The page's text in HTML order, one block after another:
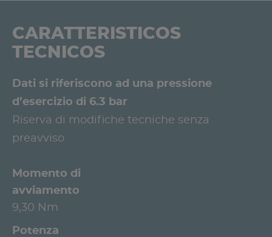
CARATTERISTICOS
TECNICOS
Dati si riferiscono ad una pressione
d’esercizio di 6.3 bar
Riserva di modifiche tecniche senza
preavviso
Momento di
avviamento
9,30 Nm
Potenza